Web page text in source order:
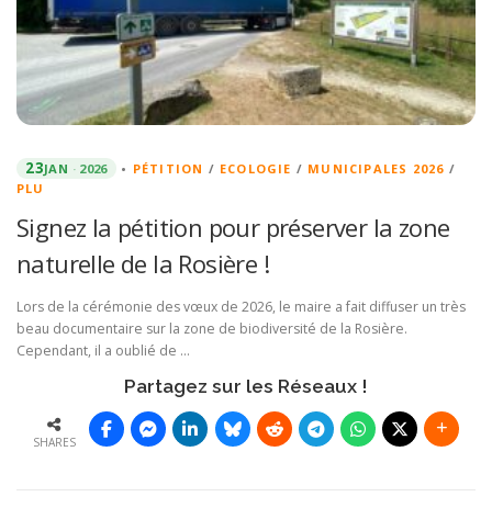
23JAN 2026 • PÉTITION / ECOLOGIE / MUNICIPALES 2026 /
PLU
Signez la pétition pour préserver la zone
naturelle de la Rosière !
Lors de la cérémonie des vœux de 2026, le maire a fait diffuser un très
beau documentaire sur la zone de biodiversité de la Rosière.
Cependant, il a oublié de …
Partagez sur les Réseaux !
SHARES